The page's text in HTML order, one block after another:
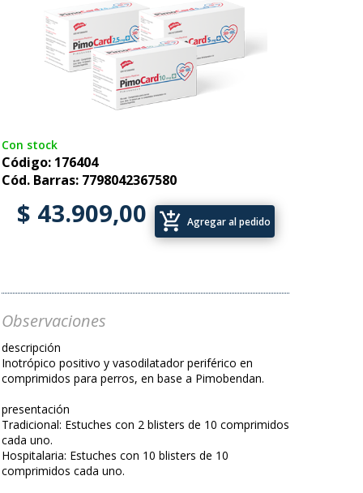
Con stock
Código: 176404
Cód. Barras: 7798042367580
$ 43.909,00 add_shopping_cart Agregar al pedido
Observaciones
descripción
Inotrópico positivo y vasodilatador periférico en
comprimidos para perros, en base a Pimobendan.
presentación
Tradicional: Estuches con 2 blisters de 10 comprimidos
cada uno.
Hospitalaria: Estuches con 10 blisters de 10
comprimidos cada uno.